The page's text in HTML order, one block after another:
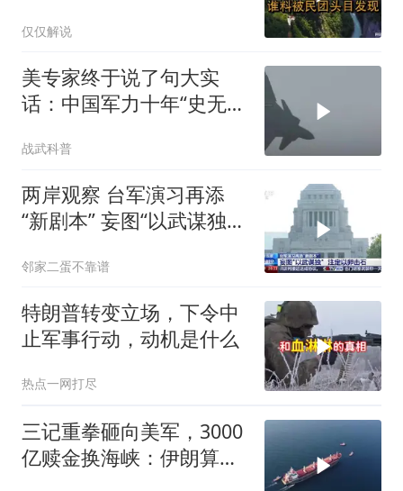
仅仅解说
美专家终于说了句大实
话：中国军力十年“史无前
住了
战武科普
两岸观察 台军演习再添
“新剧本” 妄图“以武谋独”
邻家二蛋不靠谱
特朗普转变立场，下令中
止军事行动，动机是什么
热点一网打尽
三记重拳砸向美军，3000
亿赎金换海峡：伊朗算准